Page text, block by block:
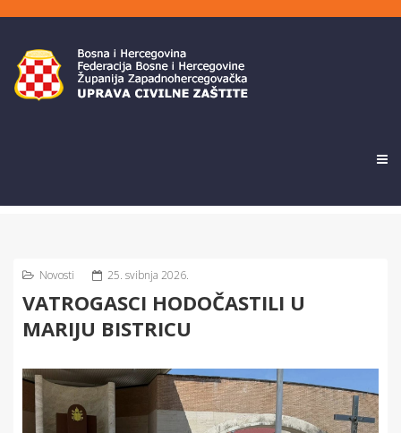
Novosti 25. svibnja 2026.
VATROGASCI HODOČASTILI U
MARIJU BISTRICU